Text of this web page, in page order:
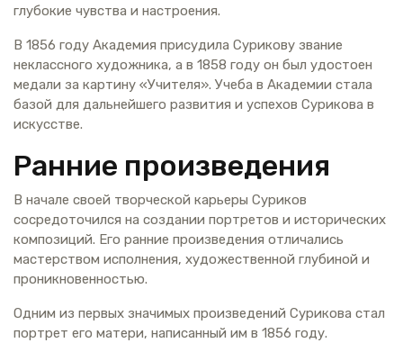
глубокие чувства и настроения.
В 1856 году Академия присудила Сурикову звание
неклассного художника, а в 1858 году он был удостоен
медали за картину «Учителя». Учеба в Академии стала
базой для дальнейшего развития и успехов Сурикова в
искусстве.
Ранние произведения
В начале своей творческой карьеры Суриков
сосредоточился на создании портретов и исторических
композиций. Его ранние произведения отличались
мастерством исполнения, художественной глубиной и
проникновенностью.
Одним из первых значимых произведений Сурикова стал
портрет его матери, написанный им в 1856 году.